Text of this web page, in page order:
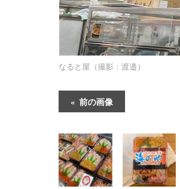
なると屋（撮影：渡邉）
前の画像